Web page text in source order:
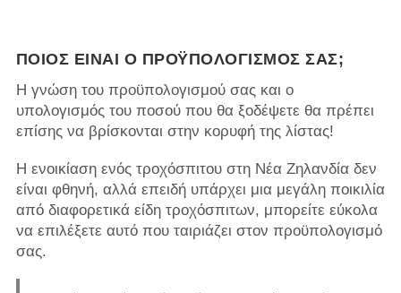
ΠΟΙΟΣ ΕΊΝΑΙ Ο ΠΡΟΫΠΟΛΟΓΙΣΜΌΣ ΣΑΣ;
Η γνώση του προϋπολογισμού σας και ο
υπολογισμός του ποσού που θα ξοδέψετε θα πρέπει
επίσης να βρίσκονται στην κορυφή της λίστας!
Η ενοικίαση ενός τροχόσπιτου στη Νέα Ζηλανδία δεν
είναι φθηνή, αλλά επειδή υπάρχει μια μεγάλη ποικιλία
από διαφορετικά είδη τροχόσπιτων, μπορείτε εύκολα
να επιλέξετε αυτό που ταιριάζει στον προϋπολογισμό
σας.